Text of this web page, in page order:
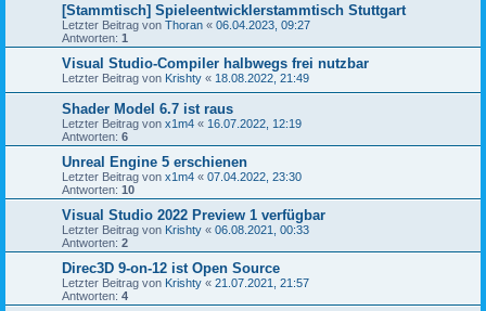
[Stammtisch] Spieleentwicklerstammtisch Stuttgart
Letzter Beitrag von Thoran « 06.04.2023, 09:27
Antworten: 1
Visual Studio-Compiler halbwegs frei nutzbar
Letzter Beitrag von Krishty « 18.08.2022, 21:49
Shader Model 6.7 ist raus
Letzter Beitrag von x1m4 « 16.07.2022, 12:19
Antworten: 6
Unreal Engine 5 erschienen
Letzter Beitrag von x1m4 « 07.04.2022, 23:30
Antworten: 10
Visual Studio 2022 Preview 1 verfügbar
Letzter Beitrag von Krishty « 06.08.2021, 00:33
Antworten: 2
Direc3D 9-on-12 ist Open Source
Letzter Beitrag von Krishty « 21.07.2021, 21:57
Antworten: 4